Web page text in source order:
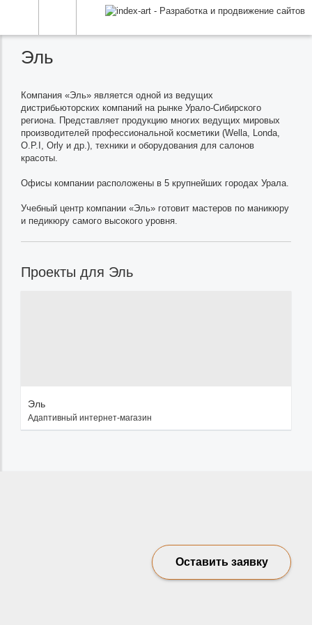
Эль
Компания «Эль» является одной из ведущих
дистрибьюторских компаний на рынке Урало-Сибирского
региона. Представляет продукцию многих ведущих мировых
производителей профессиональной косметики (Wella, Londa,
O.P.I, Orly и др.), техники и оборудования для салонов
красоты.
Офисы компании расположены в 5 крупнейших городах Урала.
Учебный центр компании «Эль» готовит мастеров по маникюру
и педикюру самого высокого уровня.
Проекты для Эль
Эль
Адаптивный интернет-магазин
Оставить заявку